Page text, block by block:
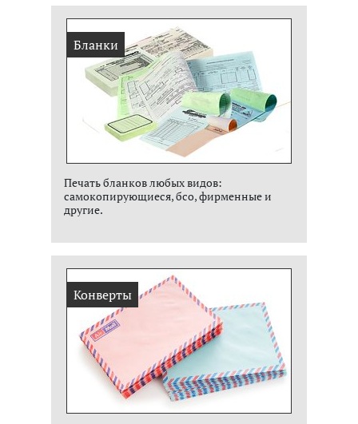
Бланки
Печать бланков любых видов:
самокопирующиеся, бсо, фирменные и
другие.
Конверты